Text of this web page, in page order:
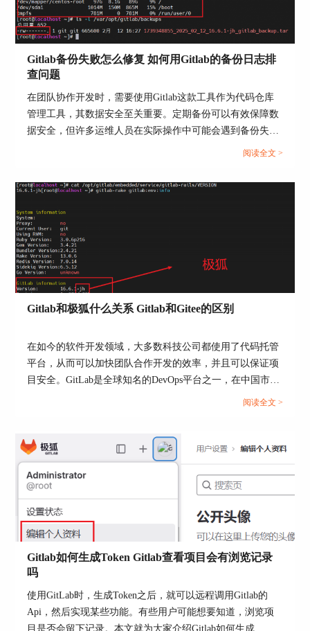
缓存目录会映射到宿主机的文件系统中。可以通过
查看Docker容器的挂载点，找到缓存目录的位置，
如`/srv/gitlab/gitlab-rails/shared/cache`。
无论哪种安装方式，开发者都可以通过查看Gitlab
的配置文件（如`gitlab.rb`或`gitlab.yml`）找到具体
的缓存目录路径。在进行缓存清理或故障排除时，
访问缓存目录可以帮助快速定位和解决问题。
三、gitlab备份方便操作吗？
在代码管理和敏捷开发过程中，定期备份代码和配
便捷的备份工具，帮助开发者轻松进行备份操作。
以下是Gitlab备份的具体步骤：
1. 配置备份路径：首先，需要配置备份文件的存储
路径。编辑Gitlab配置文件`gitlab.rb`，找到
件后，运行`gitlab-ctl reconfigure`命令应用配置。
2. 手动备份：运行`gitlab-rake gitlab:backup:create`
命令，即可手动创建备份文件。该命令会将Gitlab
的数据库、仓库、附件等数据打包成一个压缩文
件，存储在配置的备份路径中。
3. 自动备份：为了确保备份的定期执行，可以配置
自动备份任务。在Linux系统中，可以使用Cron定
时任务工具。在Cron配置文件中添加备份任务，如
每天凌晨2点执行备份命令：
0 2 * /opt/gitlab/bin/gitlab-rake gitlab:backup:create
Gitlab备份失败怎么修复 如何用Gitlab的备份日志排
查问题
在团队协作开发时，需要使用Gitlab这款工具作为代码仓库
管理工具，其数据安全至关重要。定期备份可以有效保障数
据安全，但许多运维人员在实际操作中可能会遇到备份失败
的情况。一旦备份失败，不仅可能导致数据恢复困难，还可
怎么修复，如何用Gitlab的备份日志排查问题的相关内容。...
阅读全文 >
Gitlab和极狐什么关系 Gitlab和Gitee的区别
在如今的软件开发领域，大多数科技公司都使用了代码托管
平台，从而可以加快团队合作开发的效率，并且可以保证项
目安全。GitLab是全球知名的DevOps平台之一，在中国市场
推出极狐GitLab（JiHu）。国内另一主流平台Gitee（码云）
阅读全文 >
Gitlab如何生成Token Gitlab查看项目会有浏览记录
吗
使用GitLab时，生成Token之后，就可以远程调用Gitlab的
Api，然后实现某些功能。有些用户可能想要知道，浏览项
目是否会留下记录。本文就为大家介绍Gitlab如何生成